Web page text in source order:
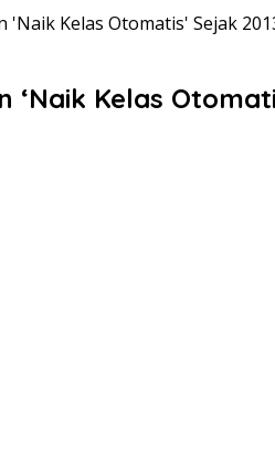
'Naik Kelas Otomatis' Sejak
Kelas